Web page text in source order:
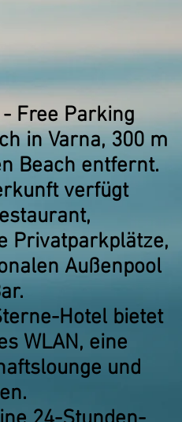
Free Parking
in Varna, 300 m
Beach entfernt.
verfügt
Privatparkplätze,
Außenpool
Hotel bietet
WLAN, eine
und